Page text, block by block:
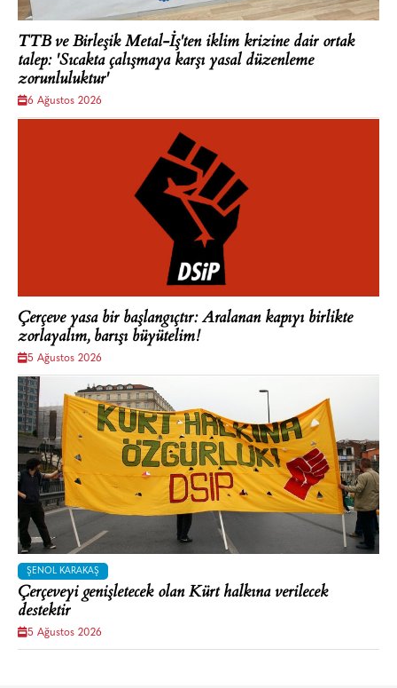
TTB ve Birleşik Metal-İş'ten iklim krizine dair ortak
talep: 'Sıcakta çalışmaya karşı yasal düzenleme
zorunluluktur'
6 Ağustos 2026
Çerçeve yasa bir başlangıçtır: Aralanan kapıyı birlikte
zorlayalım, barışı büyütelim!
5 Ağustos 2026
ŞENOL KARAKAŞ
Çerçeveyi genişletecek olan Kürt halkına verilecek
destektir
5 Ağustos 2026